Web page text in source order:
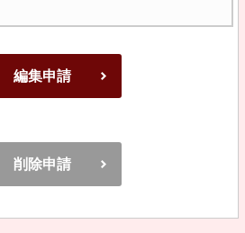
編集申請
削除申請